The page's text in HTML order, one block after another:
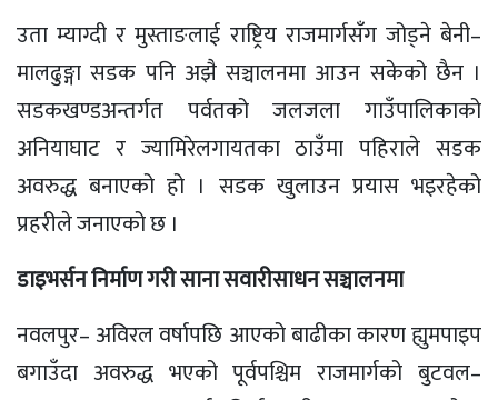
उता म्याग्दी र मुस्ताङलाई राष्ट्रिय राजमार्गसँग जोड्ने बेनी–
मालढुङ्गा सडक पनि अझै सञ्चालनमा आउन सकेको छैन ।
सडकखण्डअन्तर्गत पर्वतको जलजला गाउँपालिकाको
अनियाघाट र ज्यामिरेलगायतका ठाउँमा पहिराले सडक
अवरुद्ध बनाएको हो । सडक खुलाउन प्रयास भइरहेको
प्रहरीले जनाएको छ ।
डाइभर्सन निर्माण गरी साना सवारीसाधन सञ्चालनमा
नवलपुर– अविरल वर्षापछि आएको बाढीका कारण ह्युमपाइप
बगाउँदा अवरुद्ध भएको पूर्वपश्चिम राजमार्गको बुटवल–